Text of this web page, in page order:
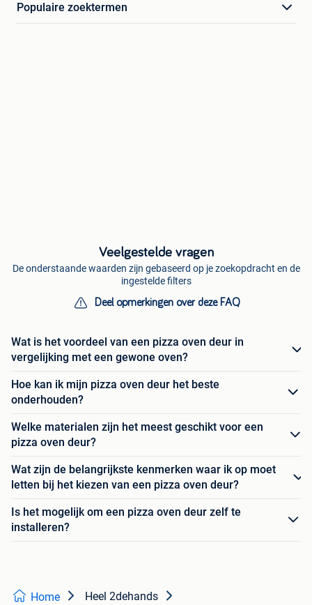
Populaire zoektermen
Veelgestelde vragen
De onderstaande waarden zijn gebaseerd op je zoekopdracht en de
ingestelde filters
Deel opmerkingen over deze FAQ
Wat is het voordeel van een pizza oven deur in
vergelijking met een gewone oven?
Hoe kan ik mijn pizza oven deur het beste
onderhouden?
Welke materialen zijn het meest geschikt voor een
pizza oven deur?
Wat zijn de belangrijkste kenmerken waar ik op moet
letten bij het kiezen van een pizza oven deur?
Is het mogelijk om een pizza oven deur zelf te
installeren?
Home Heel 2dehands